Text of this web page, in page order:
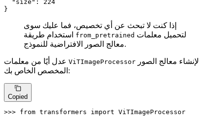
"size" : 224
}
إذا كنت لا تبحث عن أي تخصيص، فما عليك سوى
from_pretrained
معالج الصور الافتراضية للنموذج.
ViTImageProcessor
المخصص الخاص بك:
Copied
>>> from transformers import ViTImageProcessor